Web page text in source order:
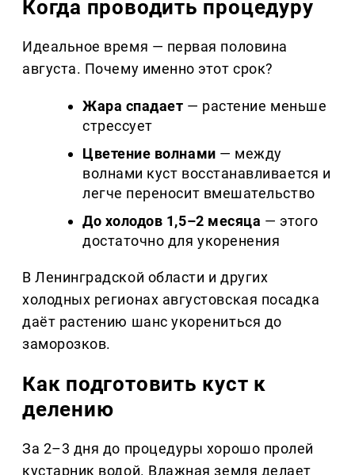
Когда проводить процедуру
Идеальное время — первая половина
августа. Почему именно этот срок?
Жара спадает — растение меньше
стрессует
Цветение волнами — между
волнами куст восстанавливается и
легче переносит вмешательство
До холодов 1,5–2 месяца — этого
достаточно для укоренения
В Ленинградской области и других
холодных регионах августовская посадка
даёт растению шанс укорениться до
заморозков.
Как подготовить куст к
делению
За 2–3 дня до процедуры хорошо пролей
кустарник водой. Влажная земля делает